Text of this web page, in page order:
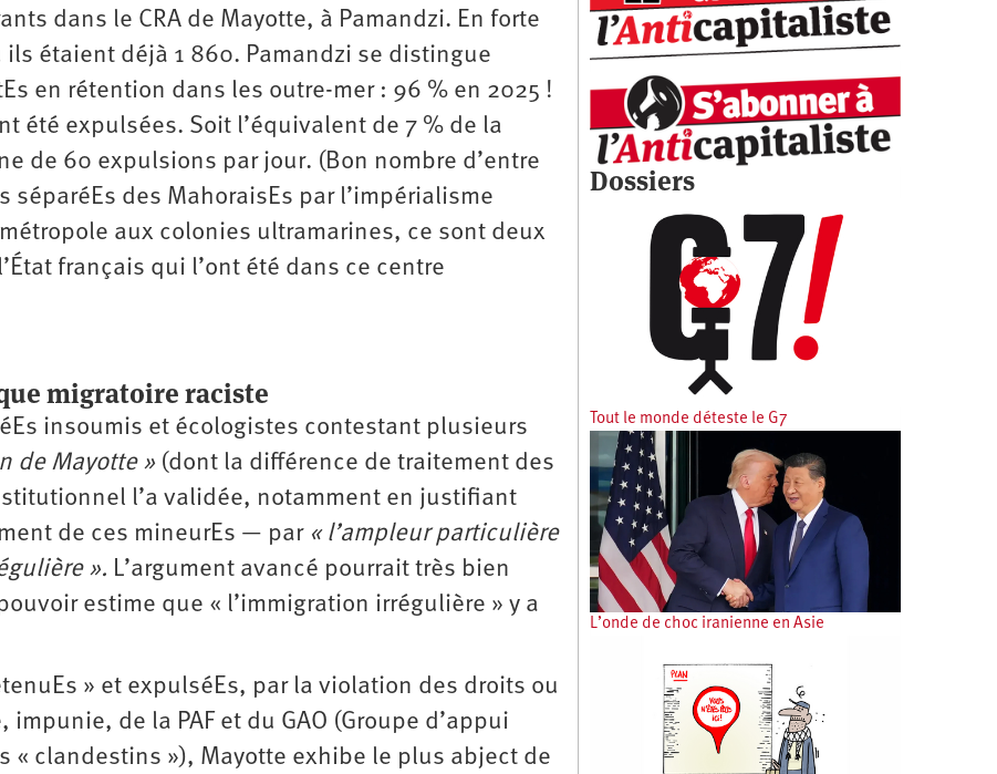
dans le CRA de Mayotte, à Pamandzi. En forte
étaient déjà 1 860. Pamandzi se distingue
en rétention dans les outre-mer : 96 % en 2025 !
été expulsées. Soit l’équivalent de 7 % de la
de 60 expulsions par jour. (Bon nombre d’entre
séparéEs des MahoraisEs par l’impérialisme
aux colonies ultramarines, ce sont deux
français qui l’ont été dans ce centre
migratoire raciste
insoumis et écologistes contestant plusieurs
de Mayotte » (dont la différence de traitement des
l’a validée, notamment en justifiant
de ces mineurEs — par « l’ampleur particulière
». L’argument avancé pourrait très bien
estime que « l’immigration irrégulière » y a
» et expulséEs, par la violation des droits ou
de la PAF et du GAO (Groupe d’appui
« clandestins »), Mayotte exhibe le plus abject de
Dossiers
Tout le monde déteste le G7
L’onde de choc iranienne en Asie